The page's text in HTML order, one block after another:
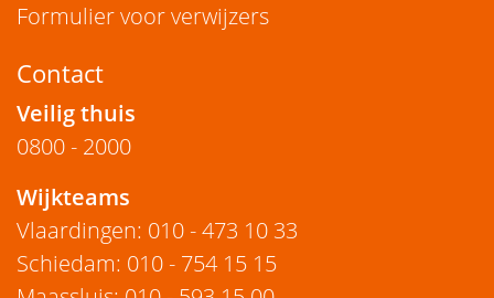
Formulier voor verwijzers
Contact
Veilig thuis
0800 - 2000
Wijkteams
Vlaardingen: 010 - 473 10 33
Schiedam: 010 - 754 15 15